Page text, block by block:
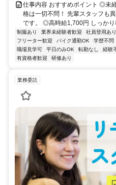
仕事内容 おすすめポイント ◎未
格は一切不問！ 先輩スタッフも
です。 ◎高時給1,700円 しっか
制服あり 業界未経験者歓迎 社員登用あり
フリーター歓迎
バイク通勤OK 学歴不問
職場見学可
平日のみOK 転勤なし 経験
有資格者歓迎
研修あり
業務委託